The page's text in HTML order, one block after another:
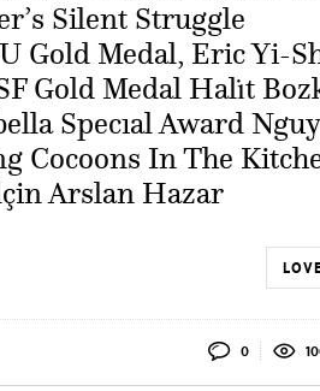
Silent Struggle
Gold Medal, Eric Yi-
Gold Medal Halı̇t
Specıal Award
Cocoons In The
Arslan Hazar
0